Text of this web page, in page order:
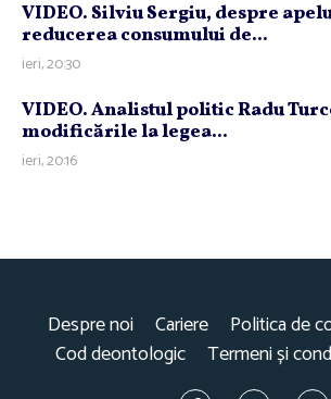
VIDEO. Silviu Sergiu, despre
reducerea consumului de...
ieri, 20:30
VIDEO. Analistul politic Radu
modificările la legea...
ieri, 20:16
Despre noi Cariere
Politica de
Cod deontologic
Termeni și